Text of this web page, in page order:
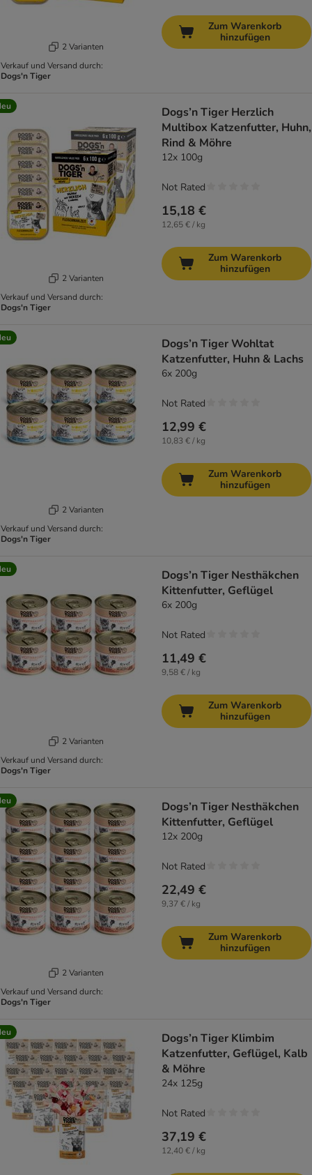
2 Varianten
Verkauf und Versand durch:
Dogs'n Tiger
Zum Warenkorb
hinzufügen
2 Varianten
Verkauf und Versand durch:
Dogs'n Tiger
Dogs’n Tiger Herzlich
Multibox Katzenfutter, Huhn,
Rind & Möhre
12x 100g
15,18 €
12,65 € / kg
Not Rated
Zum Warenkorb
hinzufügen
2 Varianten
Verkauf und Versand durch:
Dogs'n Tiger
Dogs’n Tiger Wohltat
Katzenfutter, Huhn & Lachs
6x 200g
12,99 €
10,83 € / kg
Not Rated
Zum Warenkorb
hinzufügen
2 Varianten
Verkauf und Versand durch:
Dogs'n Tiger
Dogs’n Tiger Nesthäkchen
Kittenfutter, Geflügel
6x 200g
11,49 €
9,58 € / kg
Not Rated
Zum Warenkorb
hinzufügen
2 Varianten
Verkauf und Versand durch:
Dogs'n Tiger
Dogs’n Tiger Nesthäkchen
Kittenfutter, Geflügel
12x 200g
22,49 €
9,37 € / kg
Not Rated
Zum Warenkorb
hinzufügen
Dogs’n Tiger Klimbim
Katzenfutter, Geflügel, Kalb
& Möhre
24x 125g
37,19 €
12,40 € / kg
Not Rated